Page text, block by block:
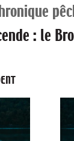
: le